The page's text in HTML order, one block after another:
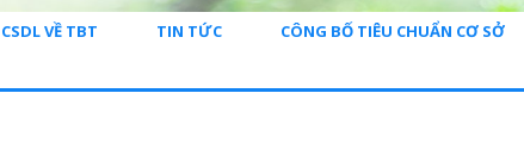
CSDL VỀ TBT TIN TỨC CÔNG BỐ TIÊU CHUẨN CƠ SỞ